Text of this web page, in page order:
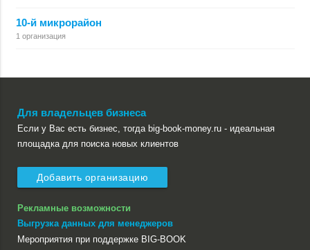
10-й микрорайон
1 организация
Для владельцев бизнеса
Если у Вас есть бизнес, тогда big-book-money.ru - идеальная
площадка для поиска новых клиентов
Добавить организацию
Рекламные возможности
Выгрузка данных для менеджеров
Мероприятия при поддержке BIG-BOOK